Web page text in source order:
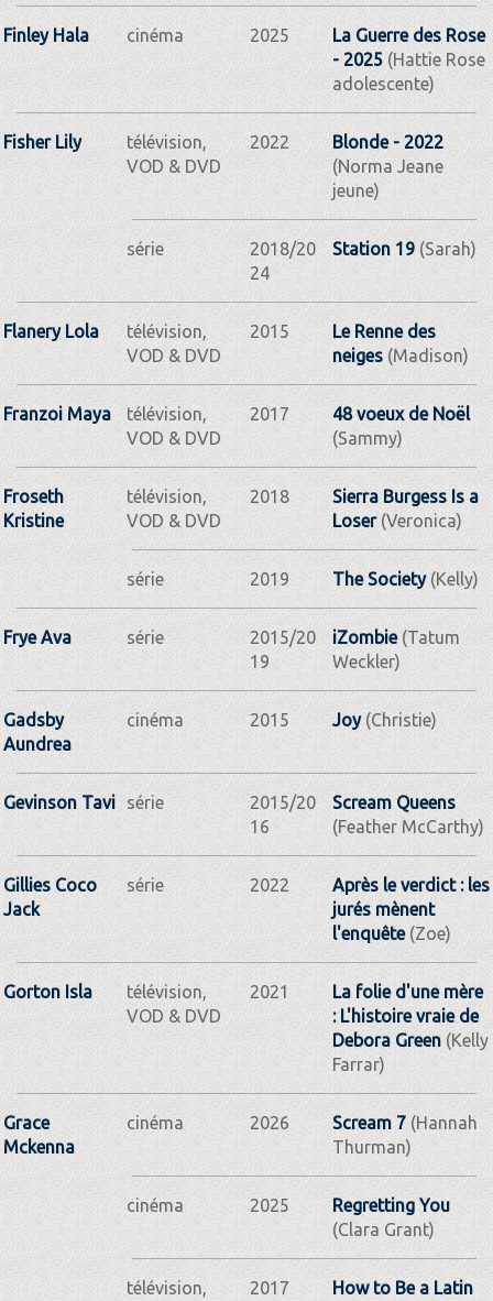
Finley Hala cinéma 2025
La Guerre des Rose
- 2025(Hattie Rose
adolescente)
Fisher Lily
télévision,
VOD & DVD
2022
Blonde - 2022
(Norma Jeane
jeune)
série
2018/20
24
Station 19(Sarah)
Flanery Lola
télévision,
VOD & DVD
2015
Le Renne des
neiges(Madison)
Franzoi Maya
télévision,
VOD & DVD
2017
48 voeux de Noël
(Sammy)
Froseth
Kristine
télévision,
VOD & DVD
2018
Sierra Burgess Is a
Loser(Veronica)
série 2019 The Society(Kelly)
Frye Ava série
2015/20
19
iZombie(Tatum
Weckler)
Gadsby
Aundrea
cinéma 2015 Joy(Christie)
Gevinson Tavi série
2015/20
16
Scream Queens
(Feather McCarthy)
Gillies Coco
Jack
série 2022
Après le verdict : les
jurés mènent
l'enquête(Zoe)
Gorton Isla
télévision,
VOD & DVD
2021
La folie d'une mère
: L'histoire vraie de
Debora Green(Kelly
Farrar)
Grace
Mckenna
cinéma 2026 Scream 7(Hannah
Thurman)
cinéma 2025
Regretting You
(Clara Grant)
télévision,
2017
How to Be a Latin